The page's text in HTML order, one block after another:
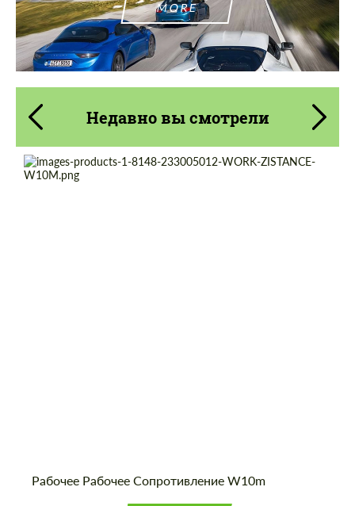
MORE
Недавно вы смотрели
Рабочее Рабочее Сопротивление W10m